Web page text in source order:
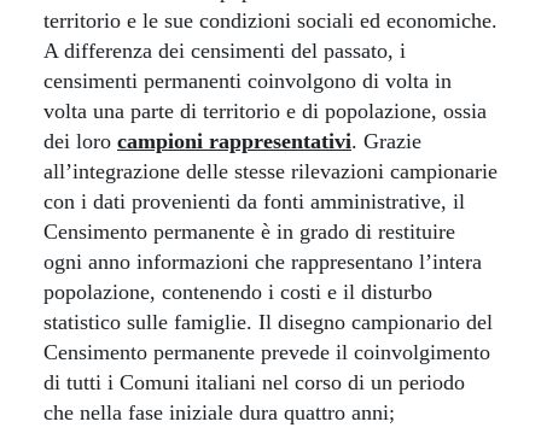
territorio e le sue condizioni sociali ed economiche.
A differenza dei censimenti del passato, i
censimenti permanenti coinvolgono di volta in
volta una parte di territorio e di popolazione, ossia
dei loro campioni rappresentativi. Grazie
all’integrazione delle stesse rilevazioni campionarie
con i dati provenienti da fonti amministrative, il
Censimento permanente è in grado di restituire
ogni anno informazioni che rappresentano l’intera
popolazione, contenendo i costi e il disturbo
statistico sulle famiglie. Il disegno campionario del
Censimento permanente prevede il coinvolgimento
di tutti i Comuni italiani nel corso di un periodo
che nella fase iniziale dura quattro anni;